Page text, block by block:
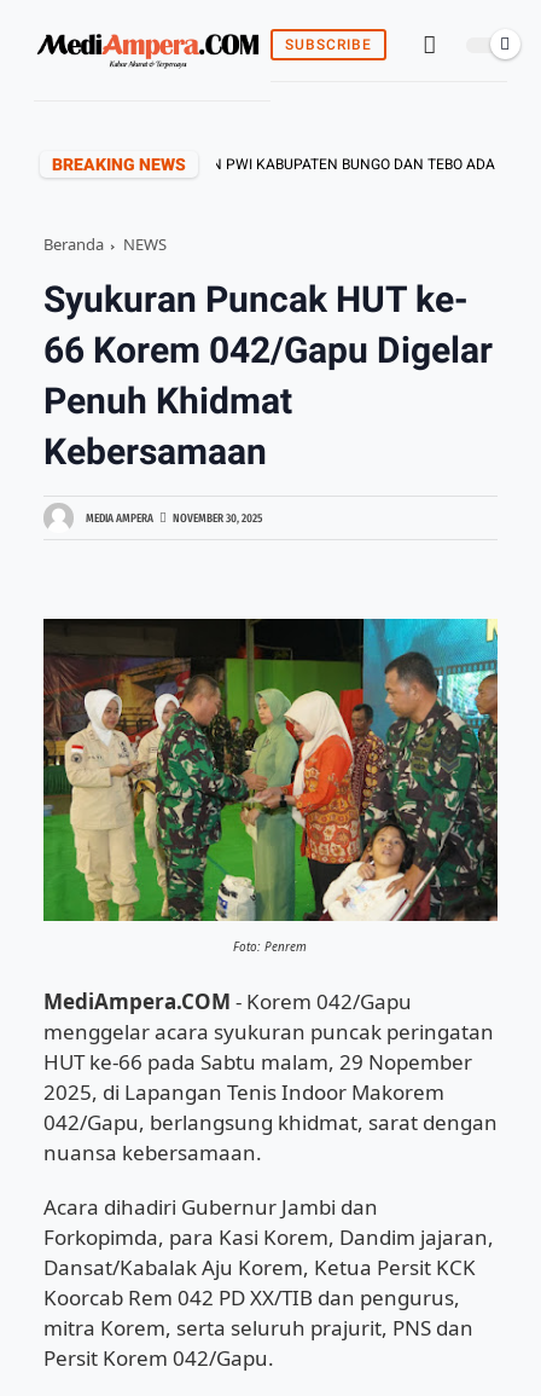
SUBSCRIBE
BREAKING NEWS
KEPENGURUSAN PWI KABUPATEN BUNGO DAN TEBO ADA DITANGAN
Beranda NEWS
Syukuran Puncak HUT ke-
66 Korem 042/Gapu Digelar
Penuh Khidmat
Kebersamaan
MEDIA AMPERA NOVEMBER 30, 2025
Foto: Penrem
MediAmpera.COM - Korem 042/Gapu
menggelar acara syukuran puncak peringatan
HUT ke-66 pada Sabtu malam, 29 Nopember
2025, di Lapangan Tenis Indoor Makorem
042/Gapu, berlangsung khidmat, sarat dengan
nuansa kebersamaan.
Acara dihadiri Gubernur Jambi dan
Forkopimda, para Kasi Korem, Dandim jajaran,
Dansat/Kabalak Aju Korem, Ketua Persit KCK
Koorcab Rem 042 PD XX/TIB dan pengurus,
mitra Korem, serta seluruh prajurit, PNS dan
Persit Korem 042/Gapu.